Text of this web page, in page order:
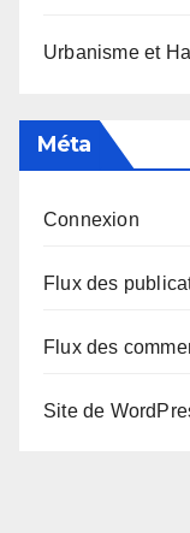
Urbanisme et
Méta
Connexion
Flux des
Flux des
Site de